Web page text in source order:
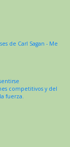
de Carl Sagan - Me
competitivos y del
fuerza.